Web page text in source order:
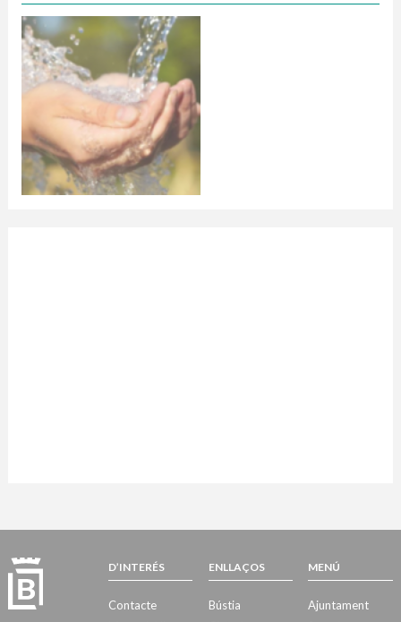
D’INTERÉS
Contacte
ENLLAÇOS
Bústia
MENÚ
Ajuntament